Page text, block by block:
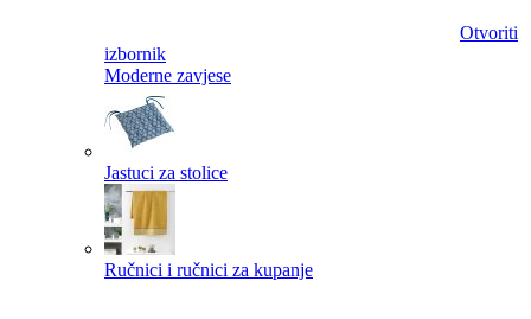
Otvoriti
izbornik
Moderne zavjese
Jastuci za stolice
Ručnici i ručnici za kupanje